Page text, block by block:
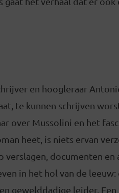
en hoogleraar
te kunnen schrijven
over Mussolini en het
heet, is niets ervan
verslagen, documenten en
in het hol van de leeuw:
gewelddadige leider.